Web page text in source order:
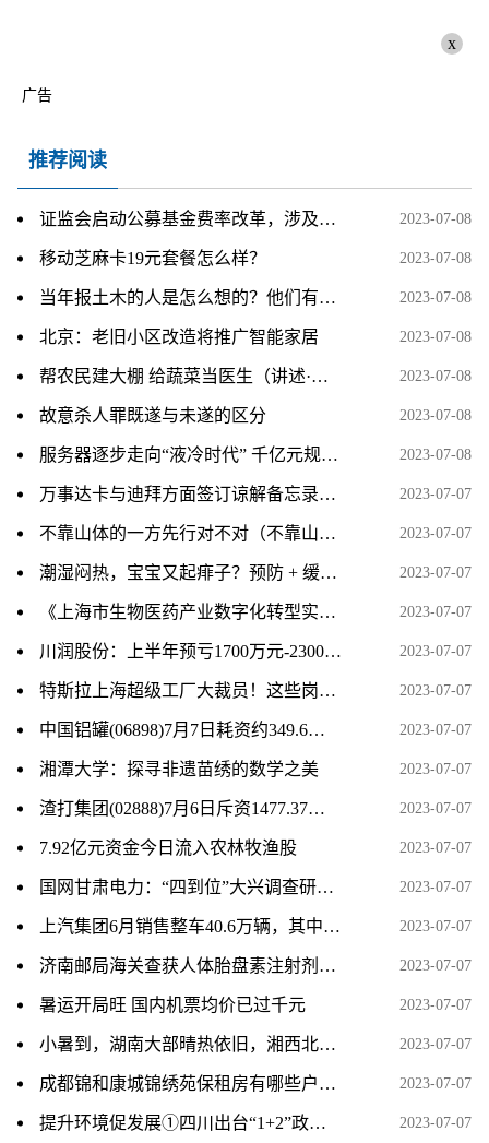
x
广告
推荐阅读
证监会启动公募基金费率改革，涉及六方面内容 2023-07-08
移动芝麻卡19元套餐怎么样？ 2023-07-08
当年报土木的人是怎么想的？他们有想过这专业之后会成为一个大坑吗？ 2023-07-08
北京：老旧小区改造将推广智能家居 2023-07-08
帮农民建大棚 给蔬菜当医生（讲述·一辈子一件事） 2023-07-08
故意杀人罪既遂与未遂的区分 2023-07-08
服务器逐步走向“液冷时代” 千亿元规模下多家上市公司积极布局 2023-07-08
万事达卡与迪拜方面签订谅解备忘录，将在未来多年间开展数字领域的合作。 2023-07-07
不靠山体的一方先行对不对（不靠山体的一方先行） 2023-07-07
潮湿闷热，宝宝又起痱子？预防 + 缓解，记住 6 个字，现在就做 2023-07-07
《上海市生物医药产业数字化转型实施方案》印发：到2025年打造10家以上标杆性智能工厂 2023-07-07
川润股份：上半年预亏1700万元-2300万元 同比转亏 2023-07-07
特斯拉上海超级工厂大裁员！这些岗位将裁员过半 2023-07-07
中国铝罐(06898)7月7日耗资约349.6万港元回购655.2万股 2023-07-07
湘潭大学：探寻非遗苗绣的数学之美 2023-07-07
渣打集团(02888)7月6日斥资1477.37万英镑回购220.88万股 2023-07-07
7.92亿元资金今日流入农林牧渔股 2023-07-07
国网甘肃电力：“四到位”大兴调查研究 全方位提升服务水平 2023-07-07
上汽集团6月销售整车40.6万辆，其中新能源汽 8.6万辆 2023-07-07
济南邮局海关查获人体胎盘素注射剂100支 2023-07-07
暑运开局旺 国内机票均价已过千元 2023-07-07
小暑到，湖南大部晴热依旧，湘西北局地有暴雨 2023-07-07
成都锦和康城锦绣苑保租房有哪些户型？ 2023-07-07
提升环境促发展①四川出台“1+2”政策体系 助力民营经济高质量发展 2023-07-07